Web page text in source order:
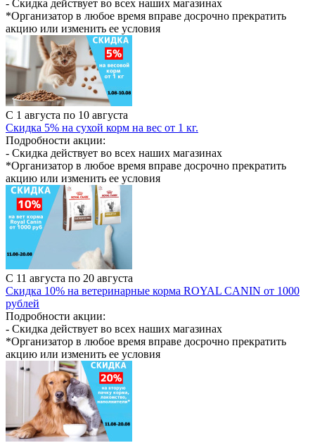
- Скидка действует во всех наших магазинах
*Организатор в любое время вправе досрочно прекратить
акцию или изменить ее условия
С 1 августа по 10 августа
Скидка 5% на сухой корм на вес от 1 кг.
Подробности акции:
- Скидка действует во всех наших магазинах
*Организатор в любое время вправе досрочно прекратить
акцию или изменить ее условия
С 11 августа по 20 августа
Скидка 10% на ветеринарные корма ROYAL CANIN от 1000
рублей
Подробности акции:
- Скидка действует во всех наших магазинах
*Организатор в любое время вправе досрочно прекратить
акцию или изменить ее условия